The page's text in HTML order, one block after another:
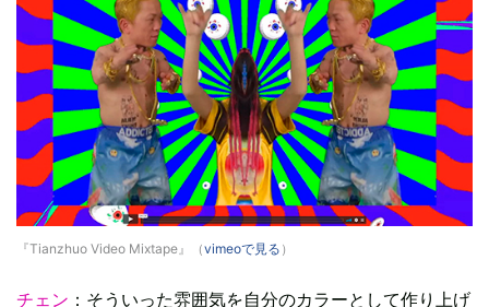
『Tianzhuo Video Mixtape』（vimeoで見る ）
チェン ：そういった雰囲気を自分のカラーとして作り上げ